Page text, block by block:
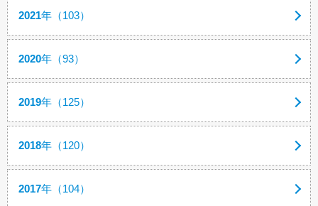
2021年（103）
2020年（93）
2019年（125）
2018年（120）
2017年（104）